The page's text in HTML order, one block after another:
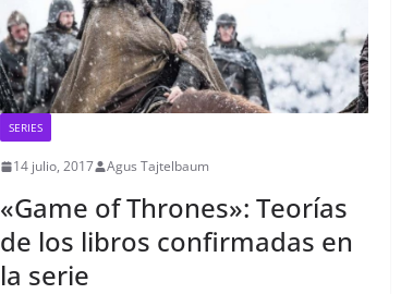
SERIES
14 julio, 2017 Agus Tajtelbaum
«Game of Thrones»: Teorías
de los libros confirmadas en
la serie